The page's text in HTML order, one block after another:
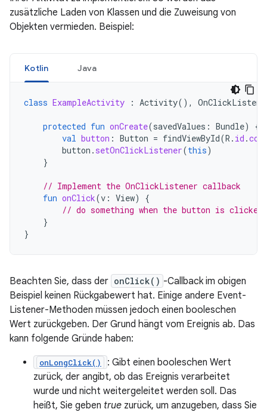
zusätzliche Laden von Klassen und die Zuweisung von
Objekten vermieden. Beispiel:
Kotlin Java
class ExampleActivity : Activity(),
protected fun onCreate(savedValues : Bundle)
{
val button : Button = findViewById(R . id .
button . setOnClickListener(this)
}
// Implement the OnClickListener callback
fun onClick(v : View)
{
// do something when the button is clicked
}
}
Beachten Sie, dass der onClick() -Callback im obigen
Beispiel keinen Rückgabewert hat. Einige andere Event-
Listener-Methoden müssen jedoch einen booleschen
Wert zurückgeben. Der Grund hängt vom Ereignis ab. Das
kann folgende Gründe haben:
onLongClick()
: Gibt einen booleschen Wert
zurück, der angibt, ob das Ereignis verarbeitet
wurde und nicht weitergeleitet werden soll. Das
heißt, Sie geben true zurück, um anzugeben, dass Sie